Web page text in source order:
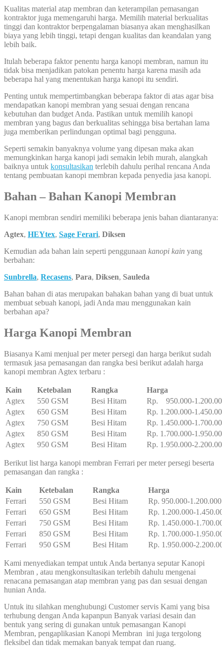
Kualitas material atap membran dan keterampilan pemasangan
kontraktor juga memengaruhi harga. Memilih material berkualitas
tinggi dan kontraktor berpengalaman biasanya akan menghasilkan
biaya yang lebih tinggi, tetapi dengan kualitas dan keandalan yang
lebih baik.
Itulah beberapa faktor penentu harga kanopi membran, namun itu
tidak bisa menjadikan patokan penentu harga karena masih ada
beberapa hal yang menentukan harga kanopi itu sendiri.
Penting untuk mempertimbangkan beberapa faktor di atas agar bisa
mendapatkan kanopi membran yang sesuai dengan rencana
kebutuhan dan budget Anda. Pastikan untuk memilih kanopi
membran yang bagus dan berkualitas sehingga bisa bertahan lama
juga memberikan perlindungan optimal bagi pengguna.
Seperti semakin banyaknya volume yang dipesan maka akan
memungkinkan harga kanopi jadi semakin lebih murah, alangkah
baiknya untuk konsultasikan terlebih dahulu perihal rencana Anda
tentang pembuatan kanopi membran kepada penyedia jasa kanopi.
Bahan – Bahan Kanopi Membran
Kanopi membran sendiri memiliki beberapa jenis bahan diantaranya:
Agtex, HEYtex, Sage Ferari, Diksen
Kemudian ada bahan lain seperti penggunaan kanopi kain yang
berbahan:
Sunbrella, Recasens, Para, Diksen, Sauleda
Bahan bahan di atas merupakan bahakan bahan yang di buat untuk
membuat sebuah kanopi, jadi Anda mau menggunakan kain
berbahan apa?
Harga Kanopi Membran
Biasanya Kami menjual per meter persegi dan harga berikut sudah
termasuk jasa pemasangan dan rangka besi berikut adalah harga
kanopi membran Agtex terbaru :
Kain Ketebalan Rangka
Harga
Agtex
550 GSM Besi Hitam
Rp. 950.000-
Agtex
650 GSM Besi Hitam
Rp. 1.200.000-
Agtex
750 GSM Besi Hitam
Rp. 1.450.000-
Agtex
850 GSM Besi Hitam
Rp. 1.700.000-
Agtex
950 GSM Besi Hitam Rp. 1.950.000-
Berikut list harga kanopi membran Ferrari per meter persegi beserta
pemasangan dan rangka :
Kain Ketebalan Rangka
Harga
Ferrari
550 GSM Besi Hitam
Rp. 950.000-1.200.000
Ferrari
650 GSM Besi Hitam
Rp. 1.200.000-
Ferrari
750 GSM Besi Hitam
Rp. 1.450.000-
Ferrari
850 GSM Besi Hitam
Rp. 1.700.000-
Ferrari
950 GSM Besi Hitam Rp. 1.950.000-
Kami menyediakan tempat untuk Anda bertanya seputar Kanopi
Membran , atau mengkonsultasikan terlebih dahulu mengenai
renacana pemasangan atap membran yang pas dan sesuai dengan
hunian Anda.
Untuk itu silahkan menghubungi Customer servis Kami yang bisa
terhubung dengan Anda kapanpun Banyak variasi desain dan
bentuk yang sering di gunakan untuk pemasangan Kanopi
Membran, pengaplikasian Kanopi Membran ini juga tergolong
fleksibel dan tidak memakan banyak tempat dan ruang.